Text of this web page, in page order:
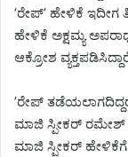
’ರೇಪ್’ ಹೇಳಿಕೆ ಇದೀಗ
ಹೇಳಿಕೆ ಅಕ್ಷಮ್ಯ
ಆಕ್ರೋಶ
’ರೇಪ್
ಮಾಜಿ ಸ್ಪೀಕರ್ ರಮೇಶ್
ಮಾಜಿ ಸ್ಪೀಕರ್ ಹೇಳಿಕೆಗೆ